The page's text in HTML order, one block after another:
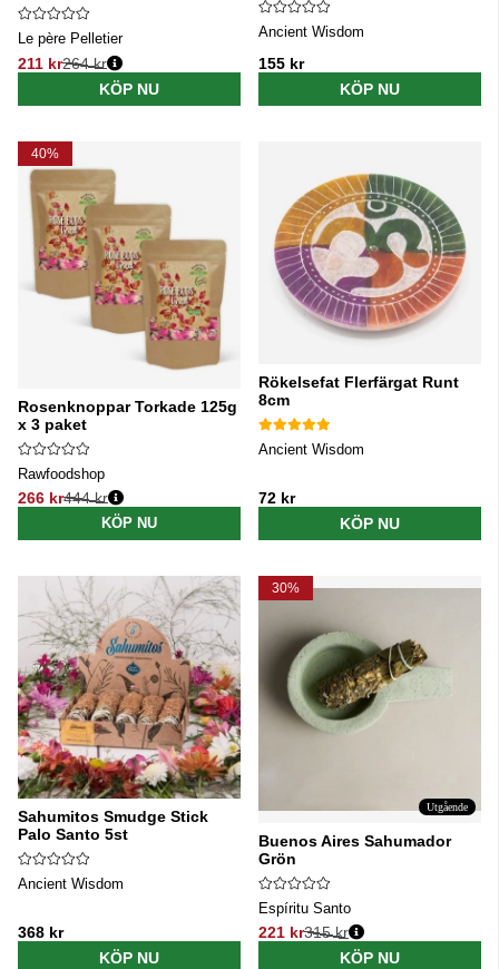
Le père Pelletier
211 kr
Ordinarie pris:
264 kr
KÖP NU
Ancient Wisdom
155 kr
KÖP NU
40%
Rosenknoppar Torkade 125g
x 3 paket
Rawfoodshop
266 kr
Ordinarie pris:
444 kr
KÖP NU
Rökelsefat Flerfärgat Runt
8cm
Ancient Wisdom
72 kr
KÖP NU
Sahumitos Smudge Stick
Palo Santo 5st
Ancient Wisdom
368 kr
KÖP NU
30%
Utgående
Buenos Aires Sahumador
Grön
Espíritu Santo
221 kr
Ordinarie pris:
315 kr
KÖP NU